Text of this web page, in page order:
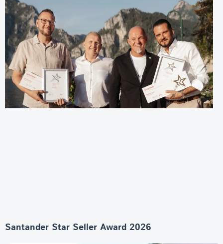
Santander Star Seller Award 2026